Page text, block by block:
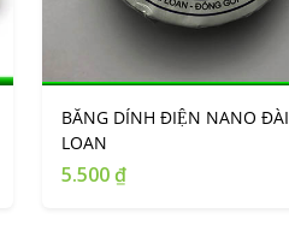
BĂNG DÍNH ĐIỆN NANO ĐÀI
LOAN
5.500 ₫